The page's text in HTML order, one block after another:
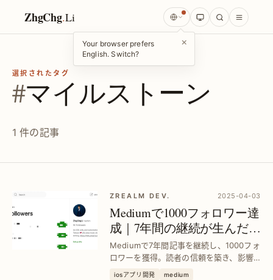
ZhgChg.Li
Your browser prefers
English. Switch?
×
選択されたタグ
#マイルストーン
1 件の記事
ZREALM DEV. 2025-04-03
Mediumで1000フォロワー達
成｜7年間の継続が生んだ信
頼と影響力
Mediumで7年間記事を継続し、1000フォ
ロワーを獲得。読者の信頼を築き、影響
力を高める具体的な運営法と成果を解説
iosアプリ開発 medium